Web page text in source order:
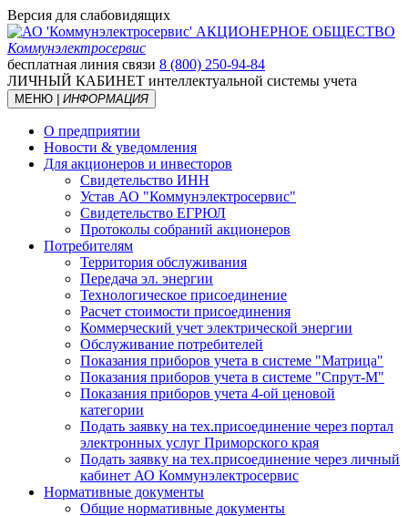
Версия для слабовидящих
АКЦИОНЕРНОЕ ОБЩЕСТВО
Коммунэлектросервис
бесплатная линия связи 8 (800) 250-94-84
ЛИЧНЫЙ КАБИНЕТ интеллектуальной системы учета
МЕНЮ | ИНФОРМАЦИЯ
О предприятии
Новости & уведомления
Для акционеров и инвесторов
Свидетельство ИНН
Устав АО "Коммунэлектросервис"
Свидетельство ЕГРЮЛ
Протоколы собраний акционеров
Потребителям
Территория обслуживания
Передача эл. энергии
Технологическое присоединение
Расчет стоимости присоединения
Коммерческий учет электрической энергии
Обслуживание потребителей
Показания приборов учета в системе "Матрица"
Показания приборов учета в системе "Спрут-М"
Показания приборов учета 4-ой ценовой
категории
Подать заявку на тех.присоединение через портал
электронных услуг Приморского края
Подать заявку на тех.присоединение через личный
кабинет АО Коммунэлектросервис
Нормативные документы
Общие нормативные документы